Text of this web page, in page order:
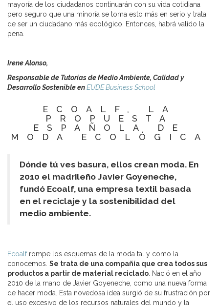
mayoría de los ciudadanos continuarán con su vida cotidiana
pero seguro que una minoría se toma esto más en serio y trata
de ser un ciudadano más ecológico. Entonces, habrá valido la
pena.
Irene Alonso,
Responsable de Tutorías de Medio Ambiente, Calidad y
Desarrollo Sostenible enEUDE Business School
ECOALF, LA
PROPUESTA
ESPAÑOLA DE
MODA ECOLÓGICA
Dónde tú ves basura, ellos crean moda. En
2010 el madrileño Javier Goyeneche,
fundó Ecoalf, una empresa textil basada
en el reciclaje y la sostenibilidad del
medio ambiente.
Ecoalfrompe los esquemas de la moda tal y como la
conocemos. Se trata de una compañía que crea todos sus
productos a partir de material reciclado . Nació en el año
2010 de la mano de Javier Goyeneche, como una nueva forma
de hacer moda. Esta novedosa idea surgió de su frustración por
el uso excesivo de los recursos naturales del mundo y la